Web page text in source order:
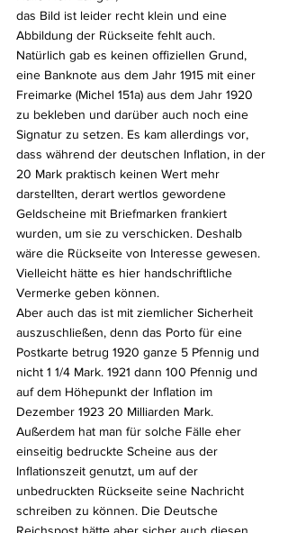
das Bild ist leider recht klein und eine
Abbildung der Rückseite fehlt auch.
Natürlich gab es keinen offiziellen Grund,
eine Banknote aus dem Jahr 1915 mit einer
Freimarke (Michel 151a) aus dem Jahr 1920
zu bekleben und darüber auch noch eine
Signatur zu setzen. Es kam allerdings vor,
dass während der deutschen Inflation, in der
20 Mark praktisch keinen Wert mehr
darstellten, derart wertlos gewordene
Geldscheine mit Briefmarken frankiert
wurden, um sie zu verschicken. Deshalb
wäre die Rückseite von Interesse gewesen.
Vielleicht hätte es hier handschriftliche
Vermerke geben können.
Aber auch das ist mit ziemlicher Sicherheit
auszuschließen, denn das Porto für eine
Postkarte betrug 1920 ganze 5 Pfennig und
nicht 1 1/4 Mark. 1921 dann 100 Pfennig und
auf dem Höhepunkt der Inflation im
Dezember 1923 20 Milliarden Mark.
Außerdem hat man für solche Fälle eher
einseitig bedruckte Scheine aus der
Inflationszeit genutzt, um auf der
unbedruckten Rückseite seine Nachricht
schreiben zu können. Die Deutsche